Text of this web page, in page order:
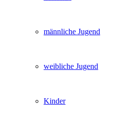
männliche Jugend
weibliche Jugend
Kinder